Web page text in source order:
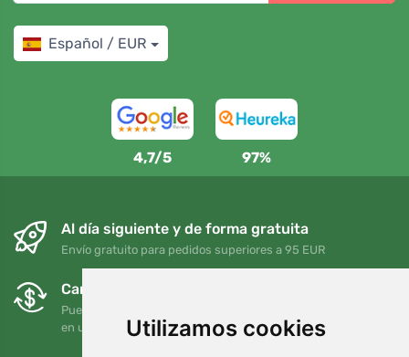
Utilizamos cookies
Español / EUR
4,7/5 97%
Al día siguiente y de forma gratuita
Envío gratuito para pedidos superiores a 95 EUR
Cambios y devoluciones gratuitos
Puede devolver o cambiar su pedido en cualquier momento
en un plazo de 90 días